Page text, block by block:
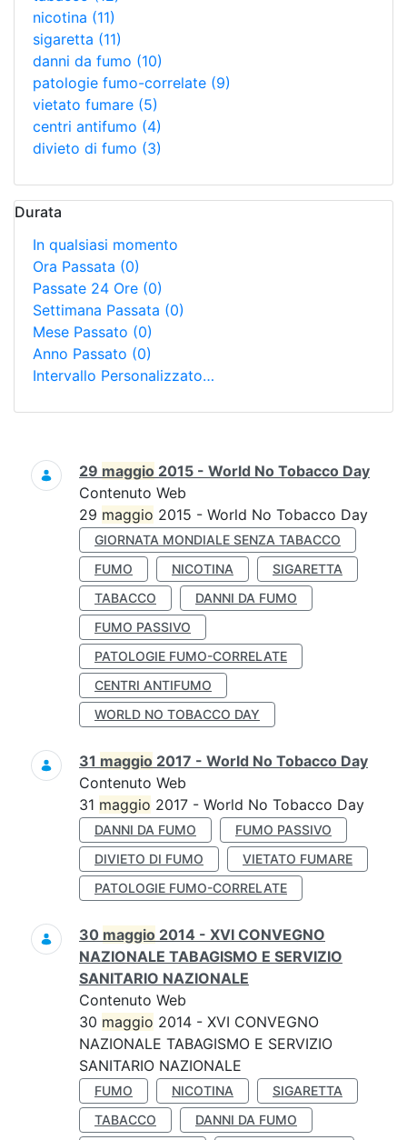
nicotina (11)
sigaretta (11)
danni da fumo (10)
patologie fumo-correlate (9)
vietato fumare (5)
centri antifumo (4)
divieto di fumo (3)
Durata
In qualsiasi momento
Ora Passata (0)
Passate 24 Ore (0)
Settimana Passata (0)
Mese Passato (0)
Anno Passato (0)
Intervallo Personalizzato…
Ricerca
29 maggio 2015 - World No Tobacco Day
Contenuto Web
29 maggio 2015 - World No Tobacco Day
GIORNATA MONDIALE SENZA TABACCO
FUMO
NICOTINA
SIGARETTA
TABACCO
DANNI DA FUMO
FUMO PASSIVO
PATOLOGIE FUMO-CORRELATE
CENTRI ANTIFUMO
WORLD NO TOBACCO DAY
31 maggio 2017 - World No Tobacco Day
Contenuto Web
31 maggio 2017 - World No Tobacco Day
DANNI DA FUMO
FUMO PASSIVO
DIVIETO DI FUMO
VIETATO FUMARE
PATOLOGIE FUMO-CORRELATE
30 maggio 2014 - XVI CONVEGNO
NAZIONALE TABAGISMO E SERVIZIO
SANITARIO NAZIONALE
Contenuto Web
30 maggio 2014 - XVI CONVEGNO
NAZIONALE TABAGISMO E SERVIZIO
SANITARIO NAZIONALE
FUMO NICOTINA
SIGARETTA
TABACCO
DANNI DA FUMO